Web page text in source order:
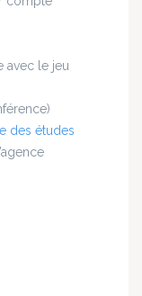
avec le jeu
des études